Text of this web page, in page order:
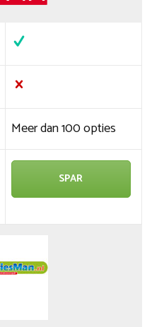
Meer dan 100 opties
SPAR